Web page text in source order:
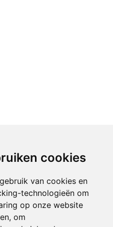
cookies
van cookies en
technologieën om
op onze website
om